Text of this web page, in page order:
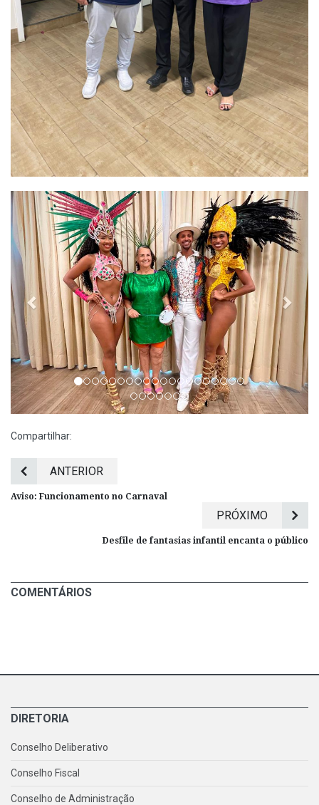
Compartilhar:
ANTERIOR
Aviso: Funcionamento no Carnaval
PRÓXIMO
Desfile de fantasias infantil encanta o público
COMENTÁRIOS
DIRETORIA
Conselho Deliberativo
Conselho Fiscal
Conselho de Administração